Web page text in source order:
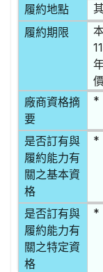
履約地點
履約期限
廠商資格摘
要
*
是否訂有與
履約能力有
關之基本資
格
*
是否訂有與
履約能力有
關之特定資
格
*